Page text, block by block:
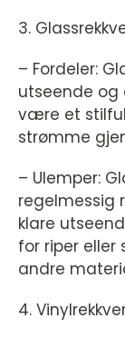
3.
– Fordeler:
utseende og
være et
strømme
– Ulemper:
regelmessig
klare
for riper eller
andre
4.